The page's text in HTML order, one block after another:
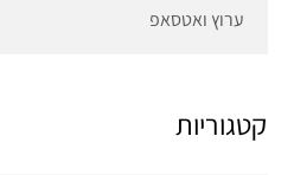
ערוץ ואטסאפ
קטגוריות